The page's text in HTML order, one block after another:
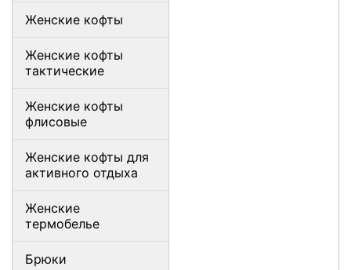
Женские кофты
Женские кофты
тактические
Женские кофты
флисовые
Женские кофты для
активного отдыха
Женские
термобелье
Брюки